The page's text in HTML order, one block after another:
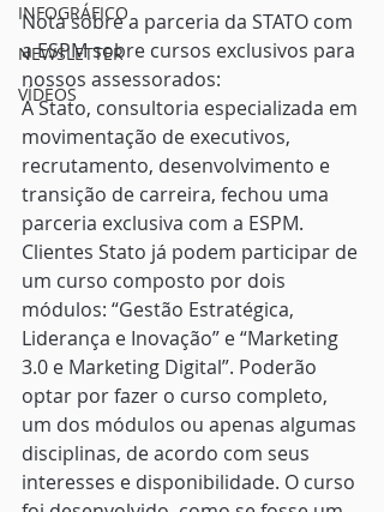
INFOGRÁFICO
NEWSLETTER
VÍDEOS
Nota sobre a parceria da STATO com
a ESPM sobre cursos exclusivos para
nossos assessorados:
A Stato, consultoria especializada em
movimentação de executivos,
recrutamento, desenvolvimento e
transição de carreira, fechou uma
parceria exclusiva com a ESPM.
Clientes Stato já podem participar de
um curso composto por dois
módulos: “Gestão Estratégica,
Liderança e Inovação” e “Marketing
3.0 e Marketing Digital”. Poderão
optar por fazer o curso completo,
um dos módulos ou apenas algumas
disciplinas, de acordo com seus
interesses e disponibilidade. O curso